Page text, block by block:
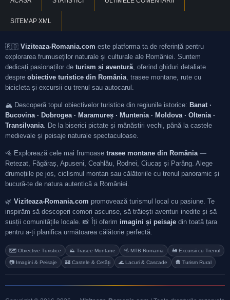
SITEMAP XML
🇷🇴 Viziteaza-Romania.com este platforma ta de referință pentru
explorarea frumuseților naturale și culturale ale României. Suntem
dedicați pasionaților de turism și aventură, oferind ghiduri detaliate
despre obiective turistice din România, trasee montane, rute cu
bicicleta și excursii cu trenul sau autocarul.
🏔️ Descoperă topul obiectivelor turistice din regiunile istorice: Banat ·
Bucovina · Dobrogea · Maramureș · Muntenia · Moldova · Oltenia ·
Transilvania. De la biserici pictate și mănăstiri vechi, până la castele
medievale și peisaje naturale spectaculoase.
🚵 Explorează cele mai frumoase trasee montane din România—
Retezat, Făgăraș, Apuseni, Ceahlău, Rodnei, Ciucaș și Parâng. Alege
drumețiile pe jos, ciclismul montan sau călătoriile cu trenul panoramic și
bucură-te de natura autentică a României.
🌿 Viziteaza-Romania.com promovează turismul local cu pasiune. Te
inspirăm să descoperi comori ascunse, să trăiești aventuri inedite și să
susții comunitățile locale. 📸 Îți oferim imagini și peisaje din toată țara
pentru a-ți planifica următoarea călătorie perfectă.
🗺️ Obiective Turistice ⛰️ Trasee Montane 🚵 MTB Romania 🚂 Excursii cu Trenul
📷 Imagini & Peisaje 🏰 Castele & Cetăți 🌊 Lacuri & Cascade 🛖 Turism Rural